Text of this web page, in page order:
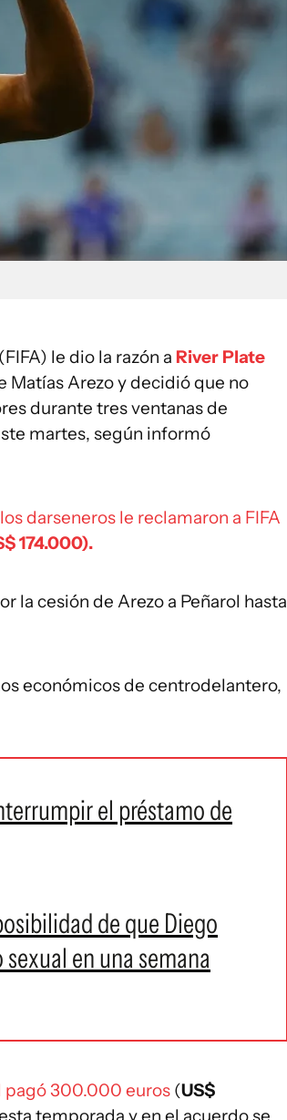
le dio la razón a River Plate
Matías Arezo y decidió que no
durante tres ventanas de
martes, según informó
los darseneros le reclamaron a FIFA
174.000).
la cesión de Arezo a Peñarol hasta
económicos de centrodelantero,
el préstamo de
de que Diego
en una semana
pagó 300.000 euros (US$
temporada y en el acuerdo se